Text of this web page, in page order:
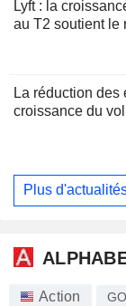
Lyft : la
au T2 soutient le
La réduction des
croissance du
Plus
Action